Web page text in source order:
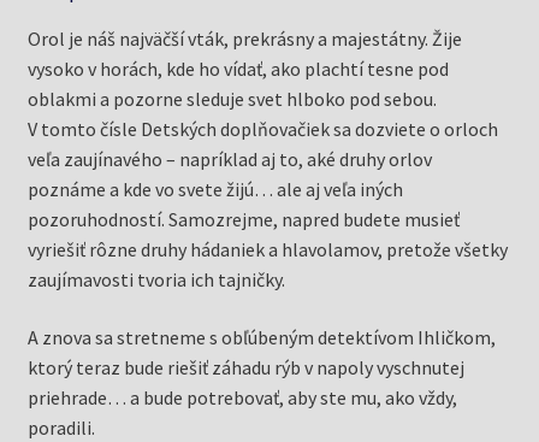
Orol je náš najväčší vták, prekrásny a majestátny. Žije
vysoko v horách, kde ho vídať, ako plachtí tesne pod
oblakmi a pozorne sleduje svet hlboko pod sebou.
V tomto čísle Detských doplňovačiek sa dozviete o orloch
veľa zaujínavého – napríklad aj to, aké druhy orlov
poznáme a kde vo svete žijú… ale aj veľa iných
pozoruhodností. Samozrejme, napred budete musieť
vyriešiť rôzne druhy hádaniek a hlavolamov, pretože všetky
zaujímavosti tvoria ich tajničky.
A znova sa stretneme s obľúbeným detektívom Ihličkom,
ktorý teraz bude riešiť záhadu rýb v napoly vyschnutej
priehrade… a bude potrebovať, aby ste mu, ako vždy,
poradili.